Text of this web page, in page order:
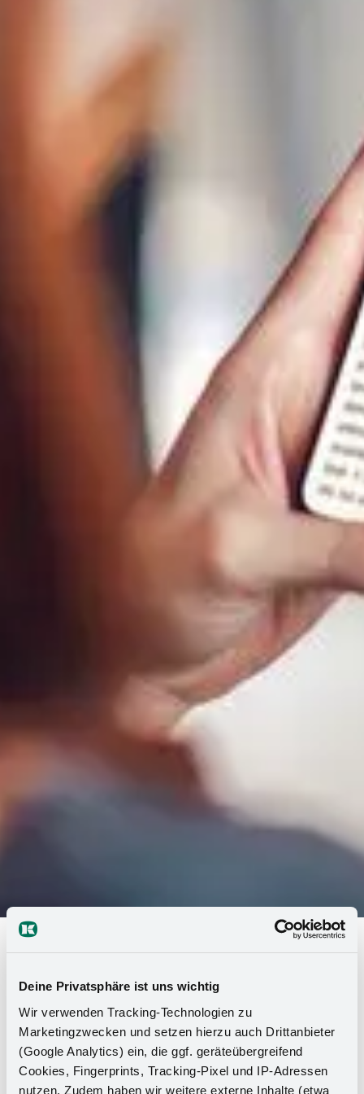
Deine Privatsphäre ist uns wichtig
Wir verwenden Tracking-Technologien zu
Marketingzwecken und setzen hierzu auch Drittanbieter
(Google Analytics) ein, die ggf. geräteübergreifend
Cookies, Fingerprints, Tracking-Pixel und IP-Adressen
nutzen. Zudem haben wir weitere externe Inhalte (etwa
Die Gruppe
Willkommen im Pressebereich von
Kesseböhmer
Sie sind Journalist:in und suchen nach Informationen über
Kesseböhmer? Hier finden Sie alles, was Sie für Ihre Arbeit